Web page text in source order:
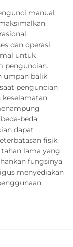
manual
dan operasi
untuk
penguncian.
umpan balik
penguncian
beda,
dapat
fisik.
lama yang
fungsinya
menyediakan